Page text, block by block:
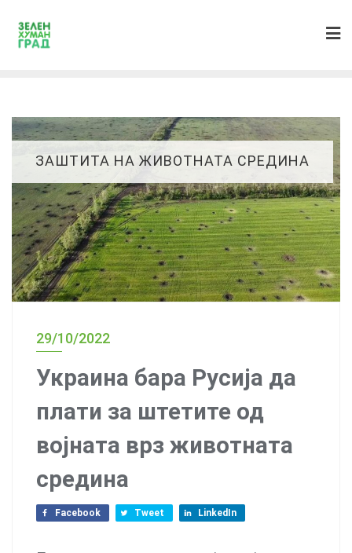
ЗАШТИТА НА ЖИВОТНАТА СРЕДИНА
29/10/2022
Украина бара Русија да
плати за штетите од
војната врз животната
средина
Facebook Tweet LinkedIn